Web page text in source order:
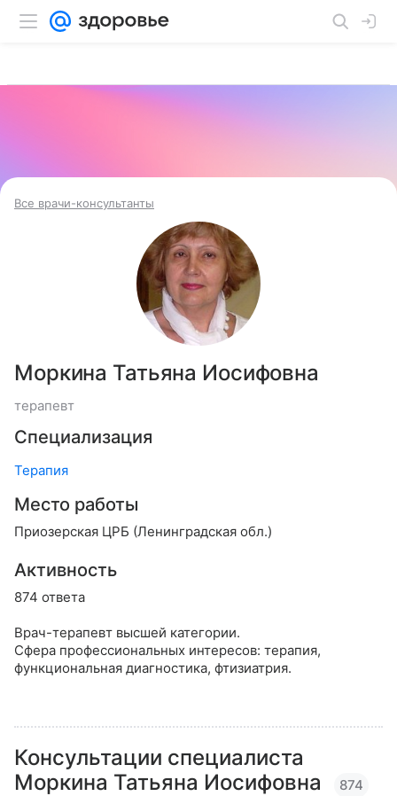
Все врачи-консультанты
Моркина Татьяна Иосифовна
терапевт
Специализация
Терапия
Место работы
Приозерская ЦРБ (Ленинградская обл.)
Активность
874 ответа
Врач-терапевт высшей категории.
Сфера профессиональных интересов: терапия,
функциональная диагностика, фтизиатрия.
Консультации специалиста
Моркина Татьяна Иосифовна
874